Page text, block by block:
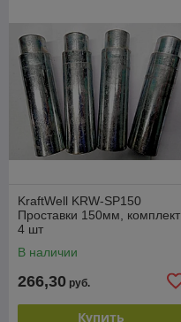
KraftWell KRW-SP150
Проставки 150мм, комплект
4 шт
В наличии
266,30 руб.
Купить